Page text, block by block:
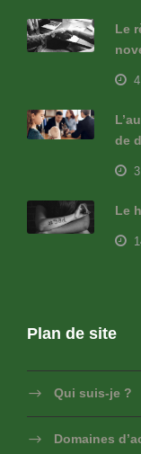
Le
de
Le
Plan de site
Qui suis-je ?
Domaines